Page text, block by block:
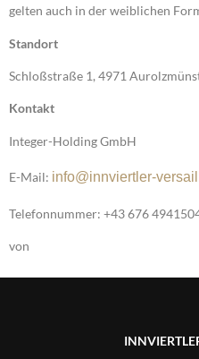
gelten auch in der weiblichen
Standort
Schloßstraße 1, 4971
Kontakt
Integer-Holding GmbH
E-Mail: info@innviertler-
Telefonnummer: +43 676
von